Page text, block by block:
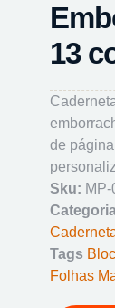
13
de
Sku:
Tags
Folhas